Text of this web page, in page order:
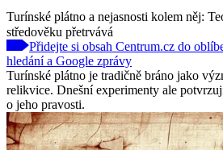
Turínské plátno a nejasnosti kolem něj:
středověku přetrvává
Přidejte si obsah Centrum.cz do
hledání a Google zprávy
Turínské plátno je tradičně bráno jako
relikvice. Dnešní experimenty ale
o jeho pravosti.